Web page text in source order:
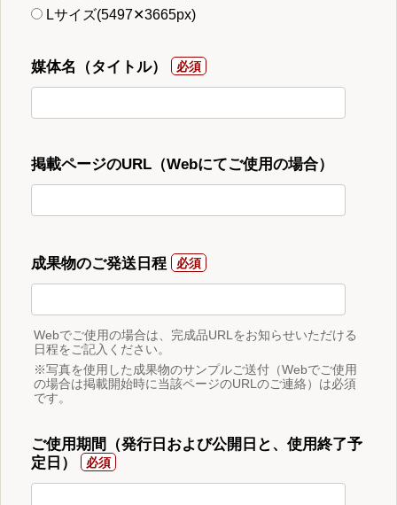
Lサイズ(5497✕3665px)
媒体名（タイトル）
掲載ページのURL（Webにてご使用の場合）
成果物のご発送日程
Webでご使用の場合は、完成品URLをお知らせいただける
日程をご記入ください。
※写真を使用した成果物のサンプルご送付（Webでご使用
の場合は掲載開始時に当該ページのURLのご連絡）は必須
です。
ご使用期間（発行日および公開日と、使用終了予
定日）